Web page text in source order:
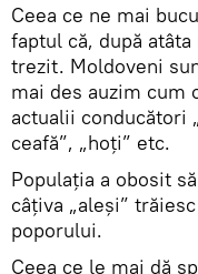
Ceea ce ne mai
faptul că, după
trezit. Moldoveni
mai des auzim cum
actualii conducători
ceafă”, „hoţi” etc.
Populaţia a obosit
câţiva „aleşi”
poporului.
Ceea ce le mai dă